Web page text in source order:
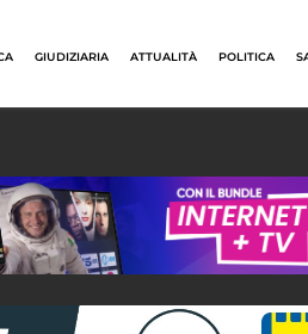
GIUDIZIARIA ATTUALITÀ POLITICA